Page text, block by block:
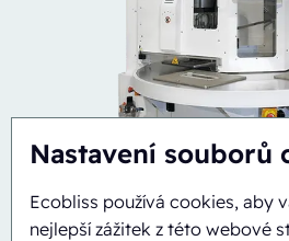
Nastavení souborů
Ecobliss používá cookies, aby
nejlepší zážitek z této webové